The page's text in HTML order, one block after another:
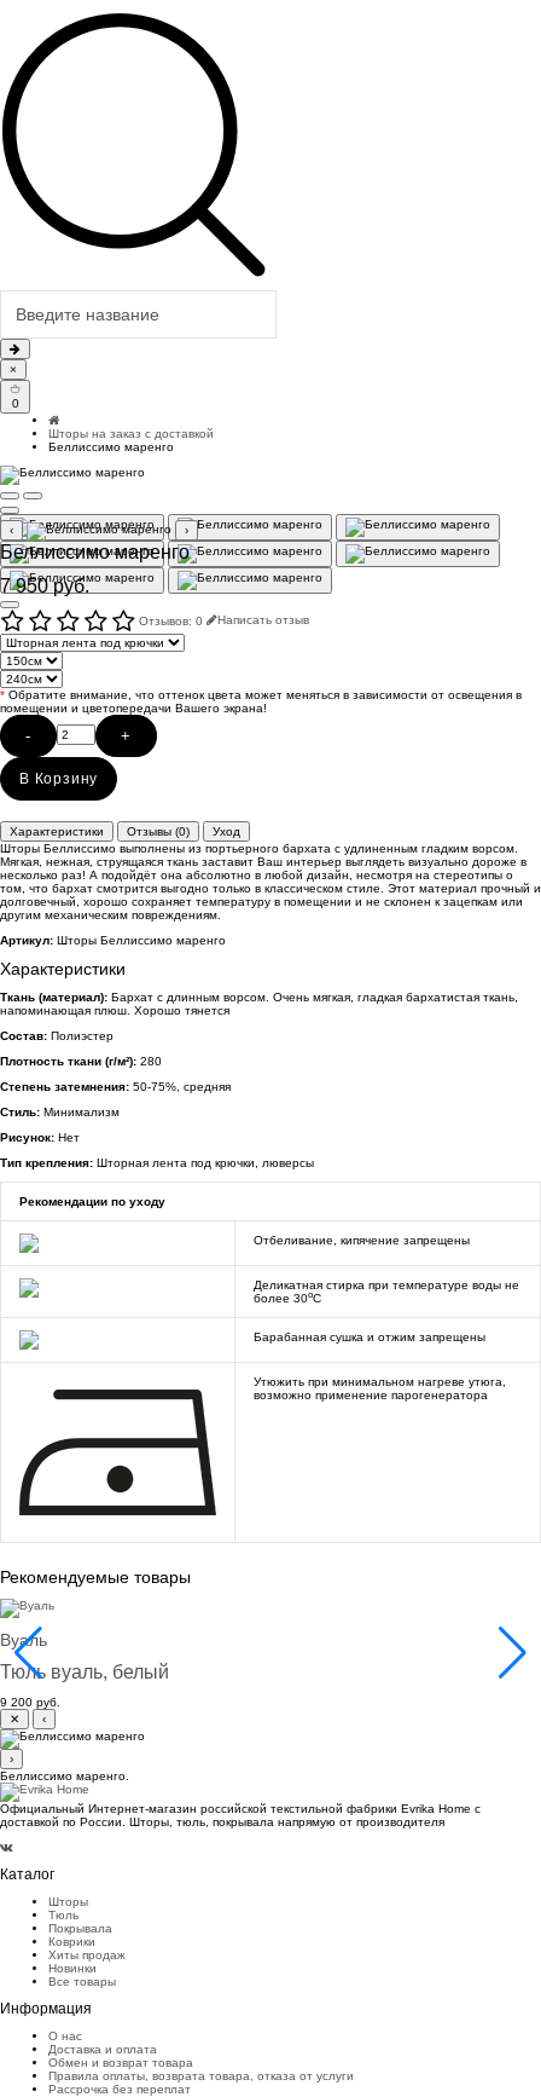
×
0
Шторы на заказ с доставкой
Беллиссимо маренго
‹ ›
Беллиссимо маренго
7 950 руб.
Отзывов: 0 Написать отзыв
* Обратите внимание, что оттенок цвета может меняться в зависимости от освещения в
помещении и цветопередачи Вашего экрана!
- +
В Корзину
Характеристики Отзывы (0)
Уход
Шторы Беллиссимо выполнены из портьерного бархата с удлиненным гладким ворсом.
Мягкая, нежная, струящаяся ткань заставит Ваш интерьер выглядеть визуально дороже в
несколько раз! А подойдёт она абсолютно в любой дизайн, несмотря на стереотипы о
том, что бархат смотрится выгодно только в классическом стиле. Этот материал прочный и
долговечный, хорошо сохраняет температуру в помещении и не склонен к зацепкам или
другим механическим повреждениям.
Артикул: Шторы Беллиссимо маренго
Характеристики
Ткань (материал): Бархат с длинным ворсом. Очень мягкая, гладкая бархатистая ткань,
напоминающая плюш. Хорошо тянется
Состав: Полиэстер
Плотность ткани (г/м²): 280
Степень затемнения: 50-75%, средняя
Стиль: Минимализм
Рисунок: Нет
Тип крепления: Шторная лента под крючки, люверсы
Рекомендации по уходу
Отбеливание, кипячение запрещены
Деликатная стирка при температуре воды не
более 30oC
Барабанная сушка и отжим запрещены
Утюжить при минимальном нагреве утюга,
возможно применение парогенератора
Рекомендуемые товары
Вуаль
Тюль вуаль, белый
9 200 руб.
✕
‹
›
Беллиссимо маренго.
Официальный Интернет-магазин российской текстильной фабрики Evrika Home c
доставкой по России. Шторы, тюль, покрывала напрямую от производителя
Каталог
Шторы
Тюль
Покрывала
Коврики
Хиты продаж
Новинки
Все товары
Информация
О нас
Доставка и оплата
Обмен и возврат товара
Правила оплаты, возврата товара, отказа от услуги
Рассрочка без переплат